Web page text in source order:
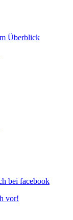
Überblick
bei facebook
vor!